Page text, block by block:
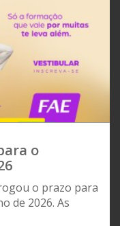
o
o prazo para
de 2026. As